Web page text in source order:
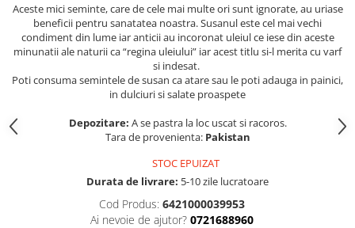
Aceste mici seminte, care de cele mai multe ori sunt ignorate, au uriase
beneficii pentru sanatatea noastra. Susanul este cel mai vechi
condiment din lume iar anticii au incoronat uleiul ce iese din aceste
minunatii ale naturii ca “regina uleiului” iar acest titlu si-l merita cu varf
si indesat.
Poti consuma semintele de susan ca atare sau le poti adauga in painici,
in dulciuri si salate proaspete
Depozitare: A se pastra la loc uscat si racoros.
Tara de provenienta: Pakistan
STOC EPUIZAT
Durata de livrare: 5-10 zile lucratoare
Cod Produs: 6421000039953
Ai nevoie de ajutor? 0721688960